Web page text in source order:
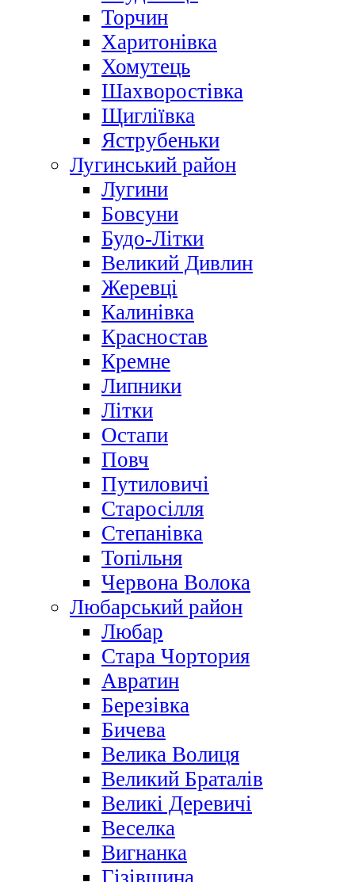
Торчин
Харитонівка
Хомутець
Шахворостівка
Щигліївка
Яструбеньки
Лугинський район
Лугини
Бовсуни
Будо-Літки
Великий Дивлин
Жеревці
Калинівка
Красностав
Кремне
Липники
Літки
Остапи
Повч
Путиловичі
Старосілля
Степанівка
Топільня
Червона Волока
Любарський район
Любар
Стара Чортория
Авратин
Березівка
Бичева
Велика Волиця
Великий Браталів
Великі Деревичі
Веселка
Вигнанка